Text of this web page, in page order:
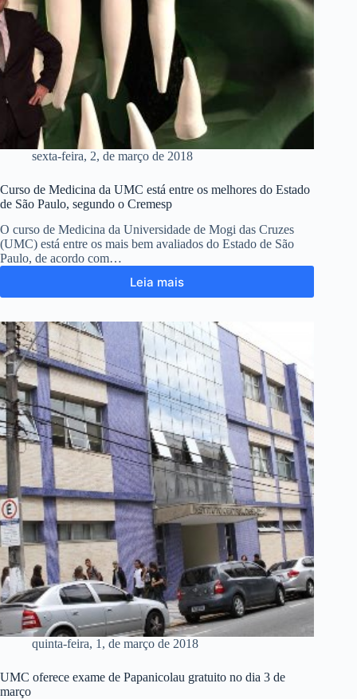
sexta-feira, 2, de março de 2018
Curso de Medicina da UMC está entre os melhores do Estado
de São Paulo, segundo o Cremesp
O curso de Medicina da Universidade de Mogi das Cruzes
(UMC) está entre os mais bem avaliados do Estado de São
Paulo, de acordo com…
Leia mais
quinta-feira, 1, de março de 2018
UMC oferece exame de Papanicolau gratuito no dia 3 de
março